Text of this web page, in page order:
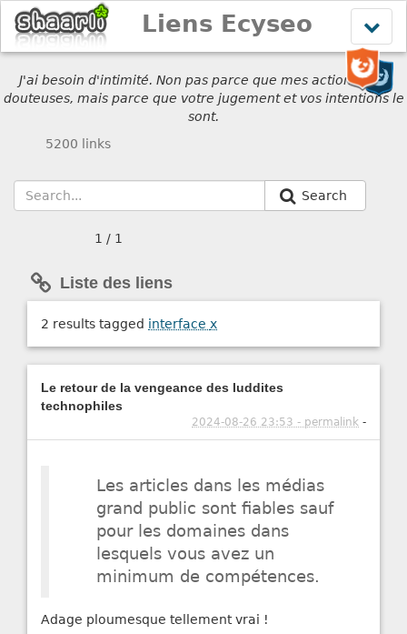
le
menu
Liens Ecyseo
J'ai besoin d'intimité. Non pas parce que mes actions sont
douteuses, mais parce que votre jugement et vos intentions le
sont.
5200 links
Search
1 / 1
Liste des liens
2 results tagged interface x
Le retour de la vengeance des luddites
technophiles
2024-08-26 23:53 - permalink -
Les articles dans les médias
grand public sont fiables sauf
pour les domaines dans
lesquels vous avez un
minimum de compétences.
Adage ploumesque tellement vrai !